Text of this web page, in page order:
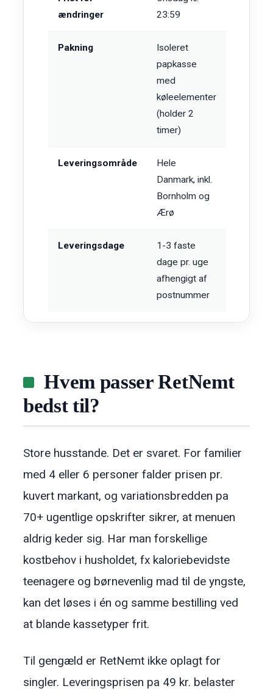
ændringer
23:59
Pakning
Isoleret
papkasse
med
køleelementer
(holder 2
timer)
Leveringsområde
Hele
Danmark, inkl.
Bornholm og
Ærø
Leveringsdage
1-3 faste
dage pr. uge
afhengigt af
postnummer
Hvem passer RetNemt
bedst til?
Store husstande. Det er svaret. For familier
med 4 eller 6 personer falder prisen pr.
kuvert markant, og variationsbredden pa
70+ ugentlige opskrifter sikrer, at menuen
aldrig keder sig. Har man forskellige
kostbehov i husholdet, fx kaloriebevidste
teenagere og børnevenlig mad til de yngste,
kan det løses i én og samme bestilling ved
at blande kassetyper frit.
Til gengæld er RetNemt ikke oplagt for
singler. Leveringsprisen pa 49 kr. belaster